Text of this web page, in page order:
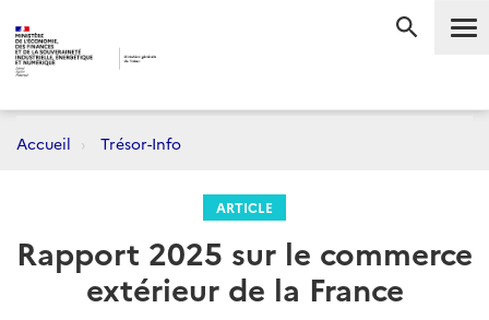
Accueil Trésor-Info
ARTICLE
Rapport 2025 sur le commerce
extérieur de la France